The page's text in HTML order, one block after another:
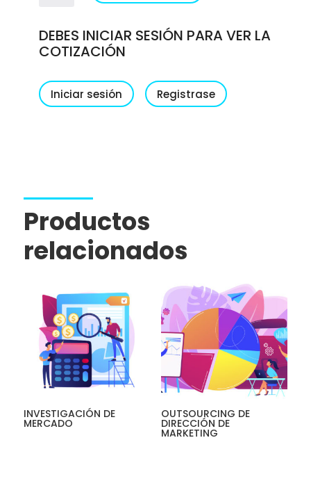
DEBES INICIAR SESIÓN PARA VER LA
COTIZACIÓN
Iniciar sesión Registrase
Productos
relacionados
INVESTIGACIÓN DE
MERCADO
OUTSOURCING DE
DIRECCIÓN DE
MARKETING